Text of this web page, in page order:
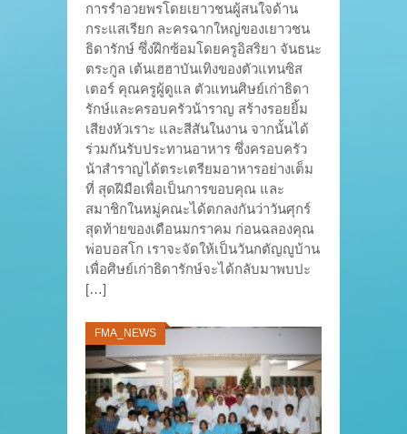
การรำอวยพรโดยเยาวชนผู้สนใจด้าน
กระแสเรียก ละครฉากใหญ่ของเยาวชน
ธิดารักษ์ ซึ่งฝึกซ้อมโดยครูอิสริยา จันธนะ
ตระกูล เต้นเฮฮาบันเทิงของตัวแทนซิส
เตอร์ คุณครูผู้ดูแล ตัวแทนศิษย์เก่าธิดา
รักษ์และครอบครัวน้าราญ สร้างรอยยิ้ม
เสียงหัวเราะ และสีสันในงาน จากนั้นได้
ร่วมกันรับประทานอาหาร ซึ่งครอบครัว
น้าสำราญได้ตระเตรียมอาหารอย่างเต็ม
ที่ สุดฝีมือเพื่อเป็นการขอบคุณ และ
สมาชิกในหมู่คณะได้ตกลงกันว่าวันศุกร์
สุดท้ายของเดือนมกราคม ก่อนฉลองคุณ
พ่อบอสโก เราจะจัดให้เป็นวันกตัญญูบ้าน
เพื่อศิษย์เก่าธิดารักษ์จะได้กลับมาพบปะ
[…]
FMA_NEWS